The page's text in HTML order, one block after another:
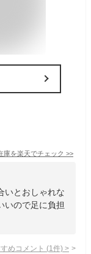
庫を楽天でチェック >>
いとおしゃれな
いので足に負担
めコメント (1 件) >